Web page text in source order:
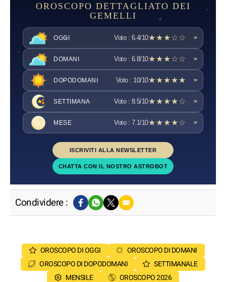
OROSCOPO DETTAGLIATO DEI
GEMELLI
OGGI Voto : 6.4/10★★★☆☆ >
DOMANI Voto : 6.8/10★★★☆☆ >
DOPODOMANI Voto : 10/10★★★★★ >
SETTIMANA Voto : 8.5/10★★★★☆ >
MESE Voto : 7.1/10★★★★☆ >
ISCRIVITI ALLA NEWSLETTER
CHATTA CON IL NOSTRO ASTROBOT
Condividere :
OROSCOPO DI OGGI
OROSCOPO DI DOMANI
OROSCOPO DI DOPODOMANI
SETTIMANALE
MENSILE
OROSCOPO 2026